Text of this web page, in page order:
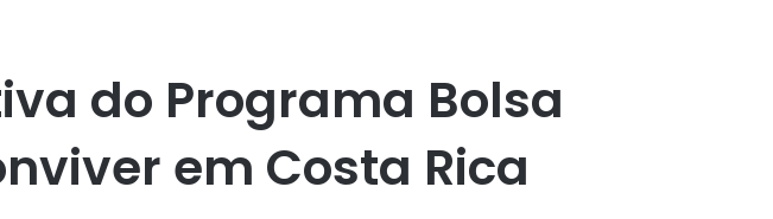
do Programa Bolsa
em Costa Rica